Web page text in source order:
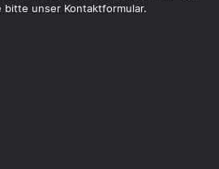
bitte unser Kontaktformular.